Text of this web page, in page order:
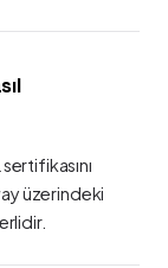
üzerindeki